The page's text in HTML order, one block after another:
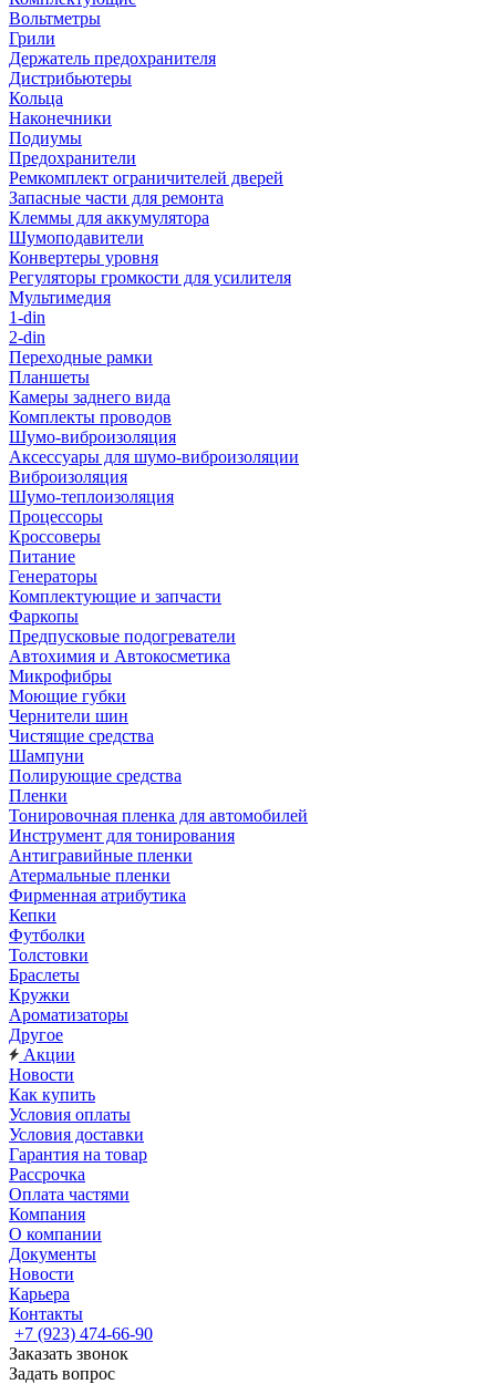
Вольтметры
Грили
Держатель предохранителя
Дистрибьютеры
Кольца
Наконечники
Подиумы
Предохранители
Ремкомплект ограничителей дверей
Запасные части для ремонта
Клеммы для аккумулятора
Шумоподавители
Конвертеры уровня
Регуляторы громкости для усилителя
Мультимедия
1-din
2-din
Переходные рамки
Планшеты
Камеры заднего вида
Комплекты проводов
Шумо-виброизоляция
Аксессуары для шумо-виброизоляции
Виброизоляция
Шумо-теплоизоляция
Процессоры
Кроссоверы
Питание
Генераторы
Комплектующие и запчасти
Фаркопы
Предпусковые подогреватели
Автохимия и Автокосметика
Микрофибры
Моющие губки
Чернители шин
Чистящие средства
Шампуни
Полирующие средства
Пленки
Тонировочная пленка для автомобилей
Инструмент для тонирования
Антигравийные пленки
Атермальные пленки
Фирменная атрибутика
Кепки
Футболки
Толстовки
Браслеты
Кружки
Ароматизаторы
Другое
Акции
Новости
Как купить
Условия оплаты
Условия доставки
Гарантия на товар
Рассрочка
Оплата частями
Компания
О компании
Документы
Новости
Карьера
Контакты
+7 (923) 474-66-90
Заказать звонок
Задать вопрос